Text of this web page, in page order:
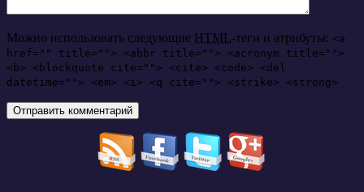
Можно использовать следующие HTML-теги и атрибуты: <a
href="" title=""> <abbr title=""> <acronym title="">
<b> <blockquote cite=""> <cite> <code> <del
datetime=""> <em> <i> <q cite=""> <strike> <strong>